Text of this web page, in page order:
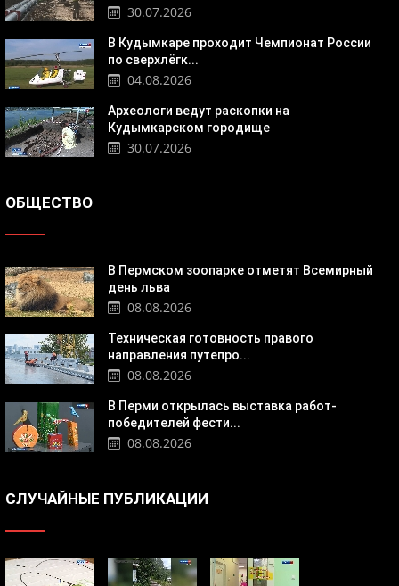
30.07.2026
В Кудымкаре проходит Чемпионат России
по сверхлёгк...
04.08.2026
Археологи ведут раскопки на
Кудымкарском городище
30.07.2026
ОБЩЕСТВО
В Пермском зоопарке отметят Всемирный
день льва
08.08.2026
Техническая готовность правого
направления путепро...
08.08.2026
В Перми открылась выставка работ-
победителей фести...
08.08.2026
СЛУЧАЙНЫЕ ПУБЛИКАЦИИ